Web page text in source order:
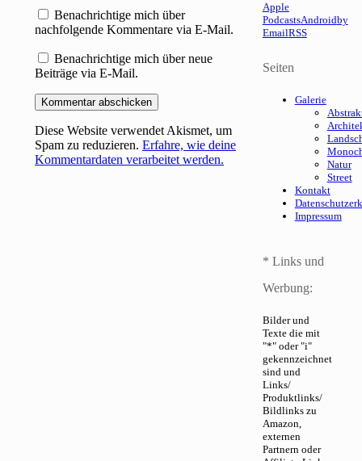
Benachrichtige mich über
nachfolgende Kommentare via E-Mail.
Benachrichtige mich über neue
Beiträge via E-Mail.
Diese Website verwendet Akismet, um
Spam zu reduzieren.Erfahre, wie deine
Kommentardaten verarbeitet werden.
Apple
PodcastsAndroidby
EmailRSS
Seiten
Galerie
Natur
Street
Kontakt
Impressum
* Links und
Werbung:
Bilder und
Texte die mit
"*" oder "i"
gekennzeichnet
sind und
Links/
Produktlinks/
Bildlinks zu
Amazon,
externen
Partnern oder